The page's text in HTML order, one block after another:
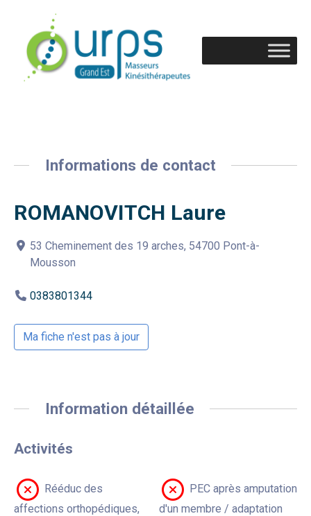
Informations de contact
ROMANOVITCH Laure
53 Cheminement des 19 arches, 54700 Pont-à-
Mousson
0383801344
Ma fiche n'est pas à jour
Information détaillée
Activités
Rééduc des
affections orthopédiques,
PEC après amputation
d'un membre / adaptation